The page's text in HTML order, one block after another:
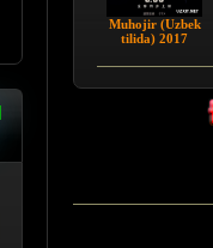
Muhojir (Uzbek
tilida) 2017